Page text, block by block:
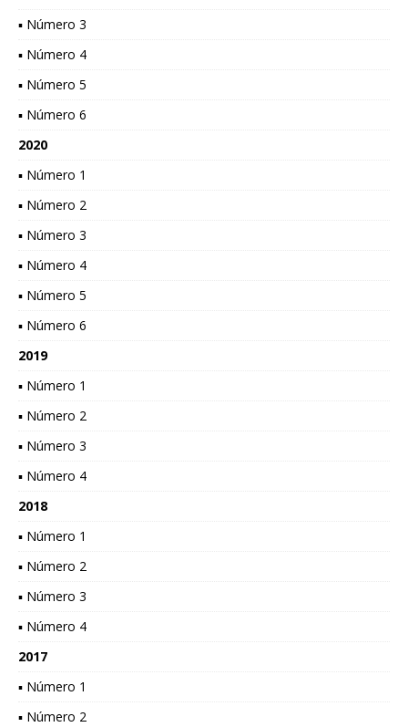
▪ Número 3
▪ Número 4
▪ Número 5
▪ Número 6
2020
▪ Número 1
▪ Número 2
▪ Número 3
▪ Número 4
▪ Número 5
▪ Número 6
2019
▪ Número 1
▪ Número 2
▪ Número 3
▪ Número 4
2018
▪ Número 1
▪ Número 2
▪ Número 3
▪ Número 4
2017
▪ Número 1
▪ Número 2